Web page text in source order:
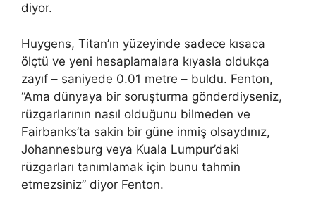
diyor.
Huygens, Titan’ın yüzeyinde sadece kısaca
ölçtü ve yeni hesaplamalara kıyasla oldukça
zayıf – saniyede 0.01 metre – buldu. Fenton,
“Ama dünyaya bir soruşturma gönderdiyseniz,
rüzgarlarının nasıl olduğunu bilmeden ve
Fairbanks’ta sakin bir güne inmiş olsaydınız,
Johannesburg veya Kuala Lumpur’daki
rüzgarları tanımlamak için bunu tahmin
etmezsiniz” diyor Fenton.